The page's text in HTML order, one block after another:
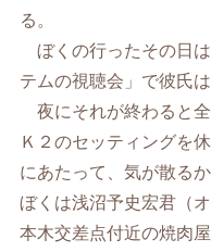
る。
ぼくの行ったその日
テムの視聴会」で彼氏は
夜にそれが終わると
Ｋ２のセッティングを
にあたって、気が散る
ぼくは浅沼予史宏君（
本木交差点付近の焼肉